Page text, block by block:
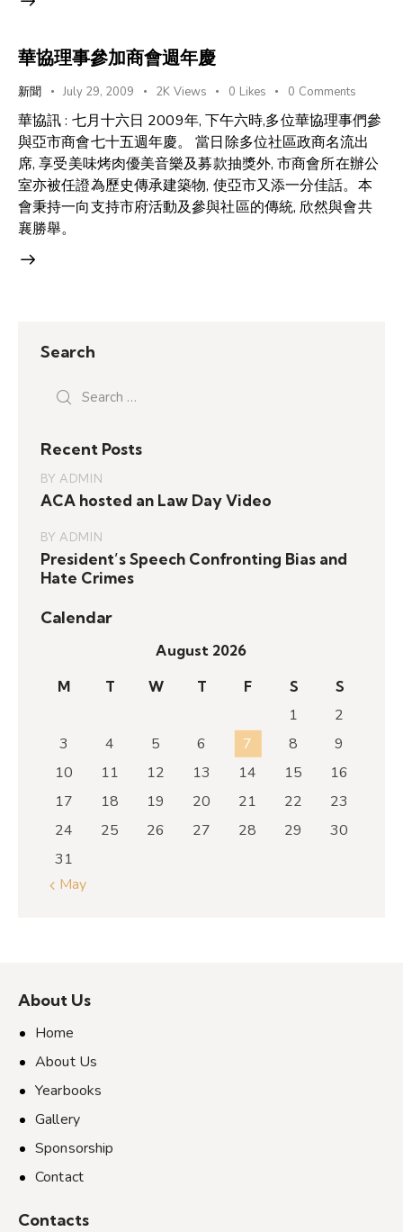
華協理事參加商會週年慶
新聞 July 29, 2009 2K Views 0 Likes 0 Comments
華協訊 : 七月十六日 2009年, 下午六時,多位華協理事們參
與亞市商會七十五週年慶。 當日除多位社區政商名流出
席, 享受美味烤肉優美音樂及募款抽獎外, 市商會所在辦公
室亦被任證為歷史傳承建築物, 使亞市又添一分佳話。本
會秉持一向支持市府活動及參與社區的傳統, 欣然與會共
襄勝舉。
Search
Search
for:
Recent Posts
BY ADMIN
ACA hosted an Law Day Video
BY ADMIN
President’s Speech Confronting Bias and
Hate Crimes
Calendar
August 2026
M
T W T F S S
1
2
3
4 5 6 7 8
9
10
11 12 13 14 15
16
17
18 19 20 21 22
23
24
25 26 27 28 29
30
31
« May
About Us
Home
About Us
Yearbooks
Gallery
Sponsorship
Contact
Contacts